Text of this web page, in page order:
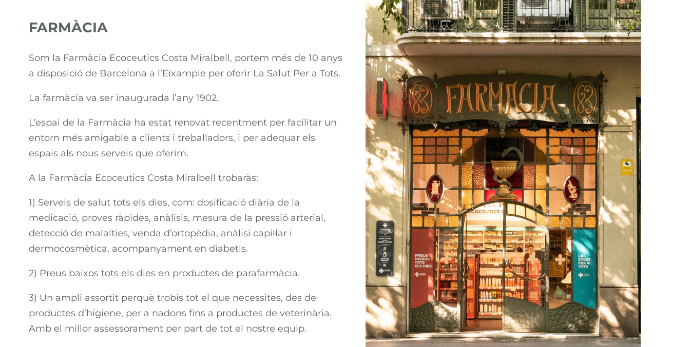
FARMÀCIA
Som la Farmàcia Ecoceutics Costa Miralbell, portem més de 10 anys
a disposició de Barcelona a l’Eixample per oferir La Salut Per a Tots.
La farmàcia va ser inaugurada l’any 1902.
L’espai de la Farmàcia ha estat renovat recentment per facilitar un
entorn més amigable a clients i treballadors, i per adequar els
espais als nous serveis que oferim.
A la Farmàcia Ecoceutics Costa Miralbell trobaràs:
1) Serveis de salut tots els dies, com: dosificació diària de la
medicació, proves ràpides, anàlisis, mesura de la pressió arterial,
detecció de malalties, venda d’ortopèdia, anàlisi capil·lar i
dermocosmètica, acompanyament en diabetis.
2) Preus baixos tots els dies en productes de parafarmàcia.
3) Un ampli assortit perquè trobis tot el que necessites, des de
productes d’higiene, per a nadons fins a productes de veterinària.
Amb el millor assessorament per part de tot el nostre equip.